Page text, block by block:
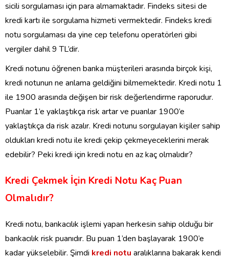
sicili sorgulaması için para almamaktadır. Findeks sitesi de
kredi kartı ile sorgulama hizmeti vermektedir. Findeks kredi
notu sorgulaması da yine cep telefonu operatörleri gibi
vergiler dahil 9 TL’dir.
Kredi notunu öğrenen banka müşterileri arasında birçok kişi,
kredi notunun ne anlama geldiğini bilmemektedir. Kredi notu 1
ile 1900 arasında değişen bir risk değerlendirme raporudur.
Puanlar 1’e yaklaştıkça risk artar ve puanlar 1900’e
yaklaştıkça da risk azalır. Kredi notunu sorgulayan kişiler sahip
oldukları kredi notu ile kredi çekip çekmeyeceklerini merak
edebilir? Peki kredi için kredi notu en az kaç olmalıdır?
Kredi Çekmek İçin Kredi Notu Kaç Puan
Olmalıdır?
Kredi notu, bankacılık işlemi yapan herkesin sahip olduğu bir
bankacılık risk puanıdır. Bu puan 1’den başlayarak 1900’e
kadar yükselebilir. Şimdi kredi notu aralıklarına bakarak kendi